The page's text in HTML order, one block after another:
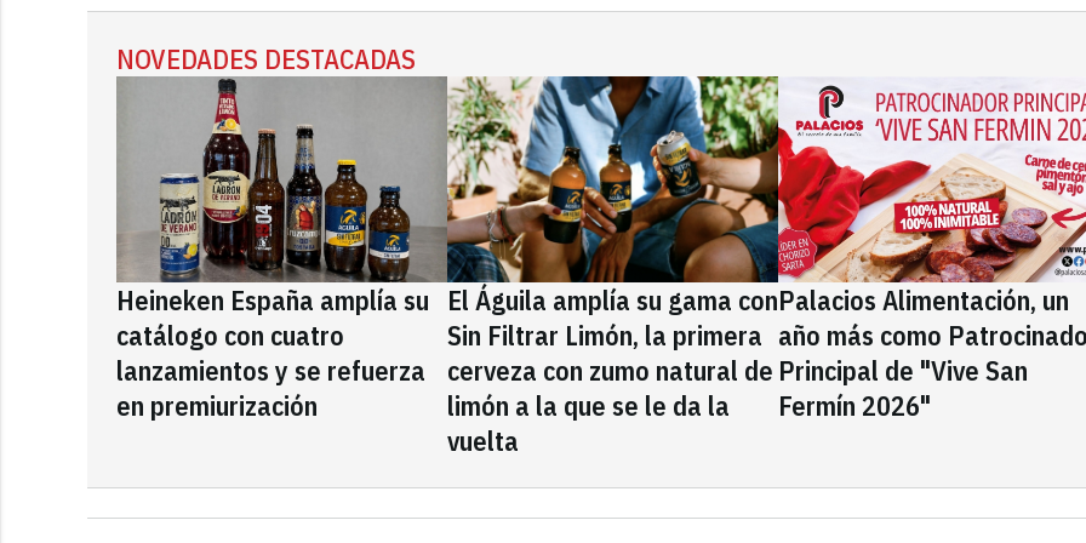
NOVEDADES DESTACADAS
Heineken España amplía su
catálogo con cuatro
lanzamientos y se refuerza
en premiurización
El Águila amplía su gama con
Sin Filtrar Limón, la primera
cerveza con zumo natural de
limón a la que se le da la
vuelta
Palacios Alimentación, un
año más como
Principal de "Vive San
Fermín 2026"